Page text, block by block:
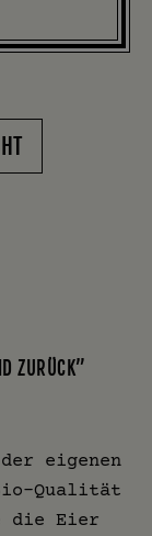
ZURÜCK”
eigenen
Qualität
die Eier